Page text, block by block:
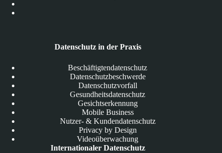
Datenschutz in der Praxis
Beschäftigtendatenschutz
Datenschutzbeschwerde
Datenschutzvorfall
Gesundheitsdatenschutz
Gesichtserkennung
Mobile Business
Nutzer- & Kundendatenschutz
Privacy by Design
Videoüberwachung
Internationaler Datenschutz